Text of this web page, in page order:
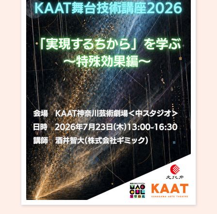
イベントを探す
・ イベント一覧
・ イベントカレンダー
ご来場案内
・ 館内サービス・アクセシビリティ
・ フロアマップ
・ レストラン/カフェ
・ 交通案内
・ よくある質問
施設を借りる
KAATについて
・ ミッション
・ 芸術監督
KAAT 神奈川芸術劇場